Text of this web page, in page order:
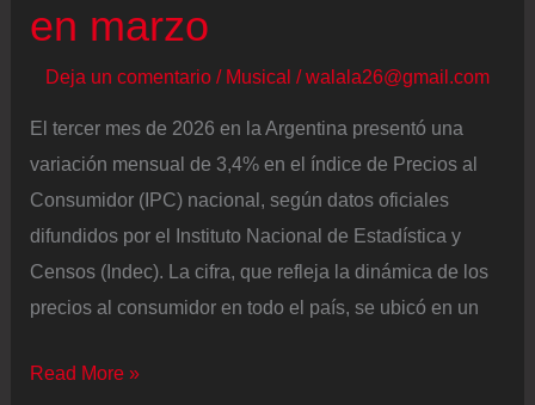
en marzo
Deja un comentario / Musical /walala26@gmail.com
El tercer mes de 2026 en la Argentina presentó una
variación mensual de 3,4% en el índice de Precios al
Consumidor (IPC) nacional, según datos oficiales
difundidos por el Instituto Nacional de Estadística y
Censos (Indec). La cifra, que refleja la dinámica de los
precios al consumidor en todo el país, se ubicó en un
La
Read More »